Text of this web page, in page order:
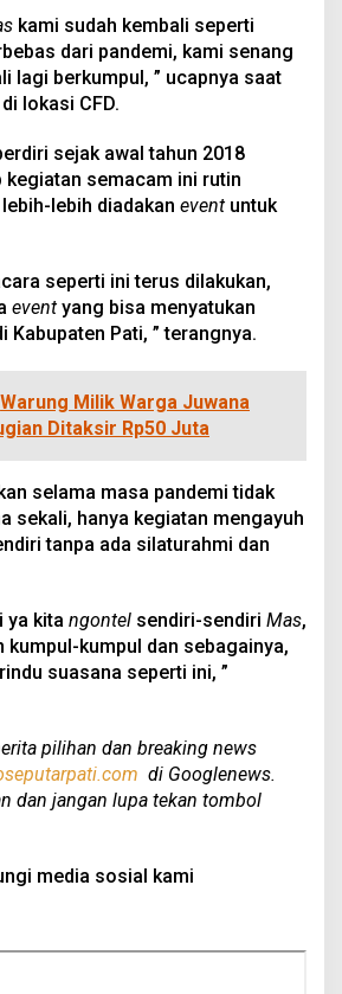
kami sudah kembali seperti
dari pandemi, kami senang
lagi berkumpul, ” ucapnya saat
lokasi CFD.
sejak awal tahun 2018
kegiatan semacam ini rutin
lebih diadakan event untuk
seperti ini terus dilakukan,
event yang bisa menyatukan
Kabupaten Pati, ” terangnya.
Warung Milik Warga Juwana
Ditaksir Rp50 Juta
selama masa pandemi tidak
sekali, hanya kegiatan mengayuh
tanpa ada silaturahmi dan
ya kita ngontel sendiri-sendiri Mas,
kumpul-kumpul dan sebagainya,
suasana seperti ini, ”
pilihan dan breaking news
di Googlenews.
dan jangan lupa tekan tombol
media sosial kami